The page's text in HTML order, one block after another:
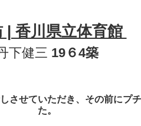
香川県立体育館
下健三 19６4築
させていただき、その前にプ
た。